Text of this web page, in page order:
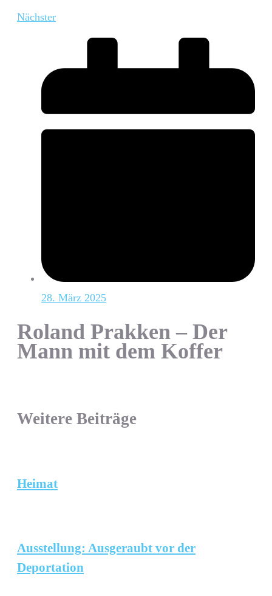
Nächster
28. März 2025
Roland Prakken – Der
Mann mit dem Koffer
Weitere Beiträge
Heimat
Ausstellung: Ausgeraubt vor der
Deportation